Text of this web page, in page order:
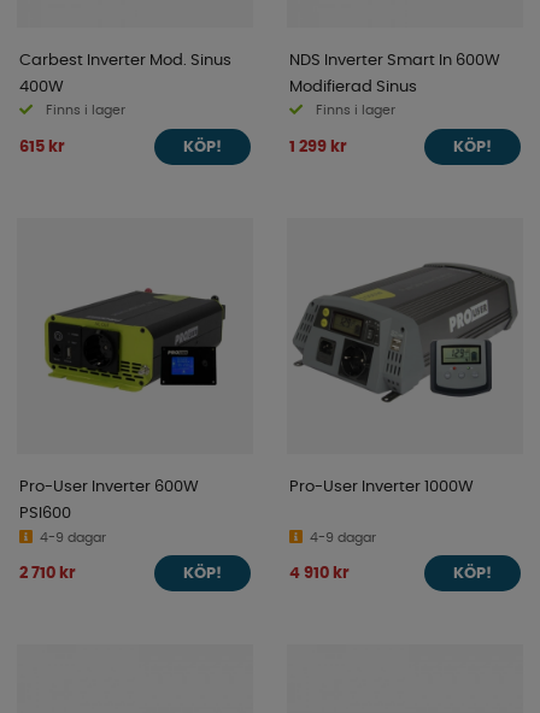
Carbest Inverter Mod. Sinus
400W
Finns i lager
615 kr KÖP!
NDS Inverter Smart In 600W
Modifierad Sinus
Finns i lager
1 299 kr KÖP!
Pro-User Inverter 600W
PSI600
4-9 dagar
2 710 kr KÖP!
Pro-User Inverter 1000W
4-9 dagar
4 910 kr KÖP!